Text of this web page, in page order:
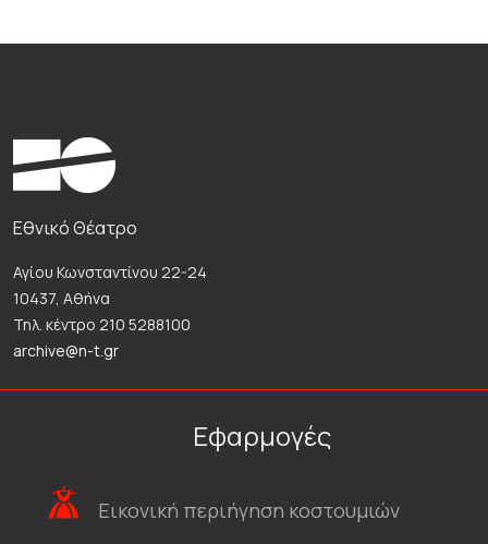
Εθνικό Θέατρο
Αγίου Κωνσταντίνου 22-24
10437, Αθήνα
Τηλ. κέντρο 210 5288100
archive@n-t.gr
Εφαρμογές
Εικονική περιήγηση κοστουμιών